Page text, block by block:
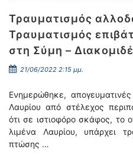
Τραυματισμός
Τραυματισμός
στη Σύμη –
21/06/2022 2:15 μμ.
Ενημερώθηκε,
Λαυρίου από στέλεχος
ότι σε ιστιοφόρο σκάφος, το
λιμένα Λαυρίου, υπάρχει
πτώσης …